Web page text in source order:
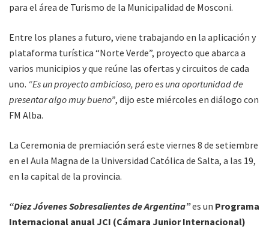
para el área de Turismo de la Municipalidad de Mosconi.
Entre los planes a futuro, viene trabajando en la aplicación y
plataforma turística “Norte Verde”, proyecto que abarca a
varios municipios y que reúne las ofertas y circuitos de cada
uno. “Es un proyecto ambicioso, pero es una oportunidad de
presentar algo muy bueno”, dijo este miércoles en diálogo con
FM Alba.
La Ceremonia de premiación será este viernes 8 de setiembre
en el Aula Magna de la Universidad Católica de Salta, a las 19,
en la capital de la provincia.
“Diez Jóvenes Sobresalientes de Argentina”es un Programa
Internacional anual JCI (Cámara Junior Internacional)